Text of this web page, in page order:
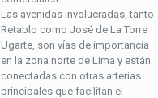
Las avenidas involucradas, tanto
Retablo como José de La Torre
Ugarte, son vías de importancia
en la zona norte de Lima y están
conectadas con otras arterias
principales que facilitan el